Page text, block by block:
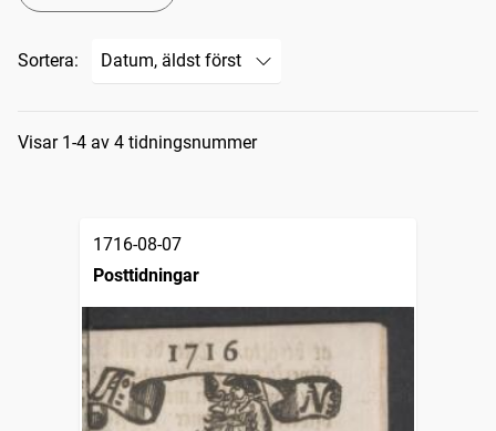
Sortera:
Sökresultat
Visar 1-4 av 4 tidningsnummer
1716-08-07
Posttidningar